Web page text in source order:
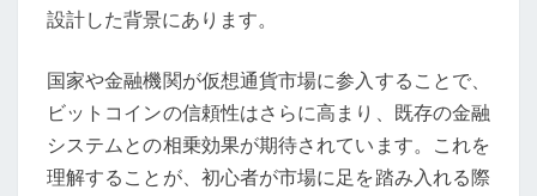
設計した背景にあります。
国家や金融機関が仮想通貨市場に参入することで、
ビットコインの信頼性はさらに高まり、既存の金融
システムとの相乗効果が期待されています。これを
理解することが、初心者が市場に足を踏み入れる際